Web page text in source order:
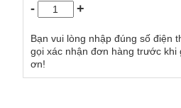
- +
Bạn vui lòng nhập đúng số điện
gọi xác nhận đơn hàng trước khi
ơn!